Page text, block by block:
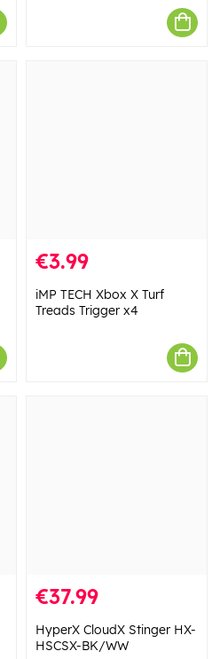
€3.99
iMP TECH Xbox X Turf
Treads Trigger x4
€37.99
HyperX CloudX Stinger HX-
HSCSX-BK/WW